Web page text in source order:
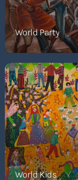
World Party
World Kids